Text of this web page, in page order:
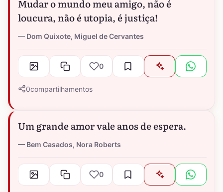
Mudar o mundo meu amigo, não é
loucura, não é utopia, é justiça!
Dom Quixote, Miguel de Cervantes
0
0compartilhamentos
Um grande amor vale anos de espera.
Bem Casados, Nora Roberts
0